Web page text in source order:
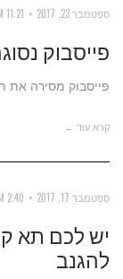
ספטמבר 23, 2017 11:21 AM
פייסבוק
פייסבוק מסירה את
קרא עוד ←
ספטמבר 17, 2017 2:40 PM
יש לכם תא
להגנב